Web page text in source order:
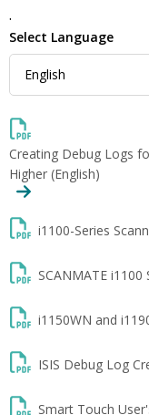
.
Select Language
Creating Debug Logs
Higher (English)
i1100-Series
SCANMATE i1100
i1150WN and
ISIS Debug Log
Smart Touch